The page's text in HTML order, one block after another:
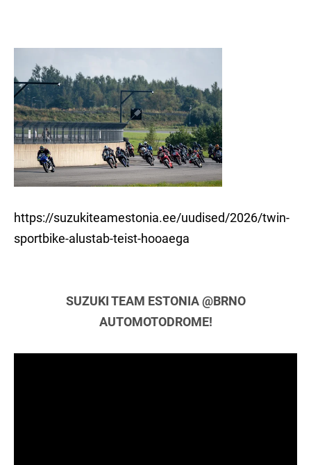
https://suzukiteamestonia.ee/uudised/2026/twin-
sportbike-alustab-teist-hooaega
SUZUKI TEAM ESTONIA @BRNO
AUTOMOTODROME!